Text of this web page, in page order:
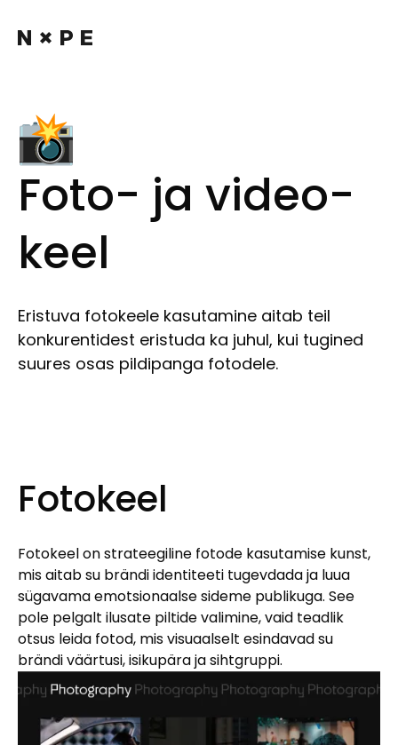
Foto- ja video­
keel
Eristuva fotokeele kasutamine aitab teil
konkurentidest eristuda ka juhul, kui tugined
suures osas pildipanga fotodele.
Fotokeel
Fotokeel on strateegiline fotode kasutamise kunst,
mis aitab su brändi identiteeti tugevdada ja luua
sügavama emotsionaalse sideme publikuga. See
pole pelgalt ilusate piltide valimine, vaid teadlik
otsus leida fotod, mis visuaalselt esindavad su
brändi väärtusi, isikupära ja sihtgruppi.